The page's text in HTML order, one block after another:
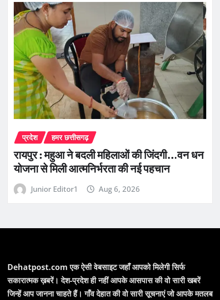
प्रदेश हमर छत्तीसगढ़
रायपुर : महुआ ने बदली महिलाओं की जिंदगी…वन धन
योजना से मिली आत्मनिर्भरता की नई पहचान
Junior Editor1 Aug 6, 2026
Dehatpost.com एक ऐसी वेबसाइट जहाँ आपको मिलेगी सिर्फ
सकारात्मक ख़बरें। देश-प्रदेश ही नहीं आपके आसपास की वो सारी खबरें
जिन्हें आप जानना चाहते हैं। गाँव देहात की वो सारी सूचनाएं जो आपके मतलब